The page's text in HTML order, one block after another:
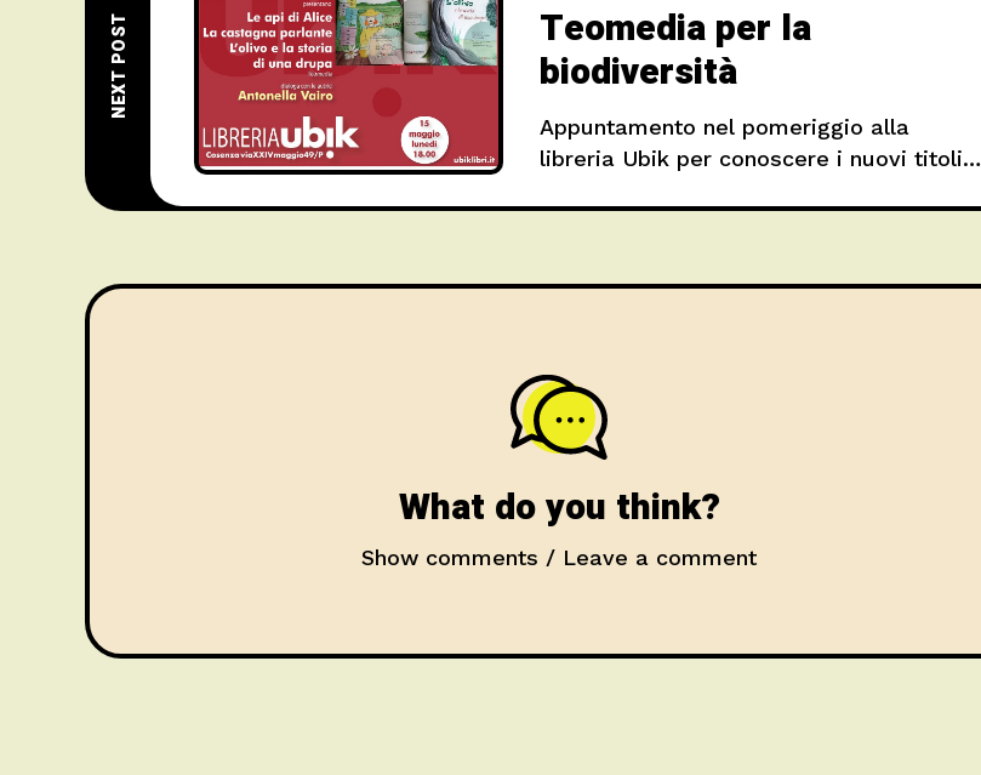
NEXT POST
Teomedia per la
biodiversità
Appuntamento nel pomeriggio alla
libreria Ubik per conoscere i nuovi titoli
What do you think?
Show comments / Leave a comment